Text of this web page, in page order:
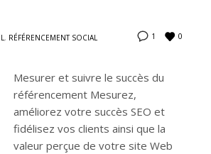
1 0
, RÉFÉRENCEMENT SOCIAL
Mesurer et suivre le succès du
référencement Mesurez,
améliorez votre succès SEO et
fidélisez vos clients ainsi que la
valeur perçue de votre site Web